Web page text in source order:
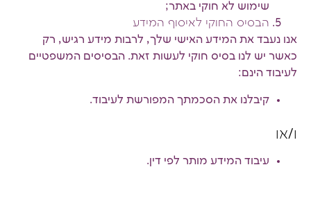
שימוש לא חוקי באתר;
הבסיס החוקי לאיסוף המידע
אנו נעבד את המידע האישי שלך, לרבות מידע רגיש, רק
כאשר יש לנו בסיס חוקי לעשות זאת. הבסיסים המשפטיים
לעיבוד הינם:
קיבלנו את הסכמתך המפורשת לעיבוד.
ו/או
עיבוד המידע מותר לפי דין.